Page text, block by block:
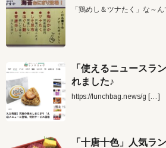
「鶏めし＆ツナたく」な～
「使えるニュースラ
れました♪
https://lunchbag.news/g […]
「十唐十色」人気ラ